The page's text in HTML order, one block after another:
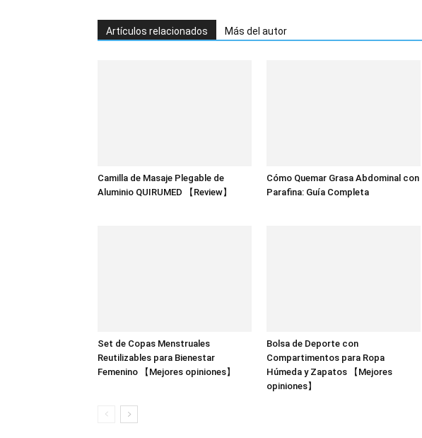
Artículos relacionados Más del autor
Camilla de Masaje Plegable de
Aluminio QUIRUMED 【Review】
Cómo Quemar Grasa Abdominal con
Parafina: Guía Completa
Set de Copas Menstruales
Reutilizables para Bienestar
Femenino 【Mejores opiniones】
Bolsa de Deporte con
Compartimentos para Ropa
Húmeda y Zapatos 【Mejores
opiniones】